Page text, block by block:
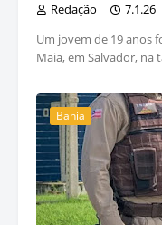
Redação
7.1.26
Um jovem de 19 anos
Maia, em Salvador, na
Bahia